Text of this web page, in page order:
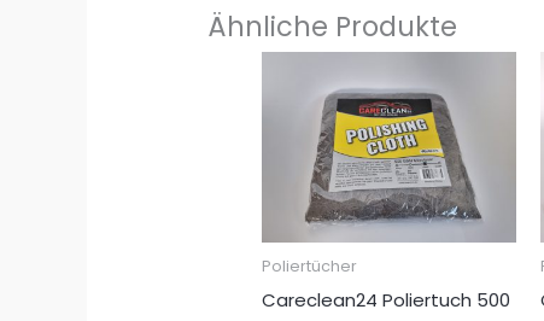
Ähnliche Produkte
Poliertücher
Careclean24 Poliertuch 500